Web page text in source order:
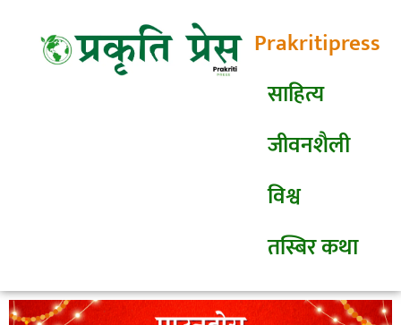
Prakritipress
साहित्य
जीवनशैली
विश्व
तस्बिर कथा